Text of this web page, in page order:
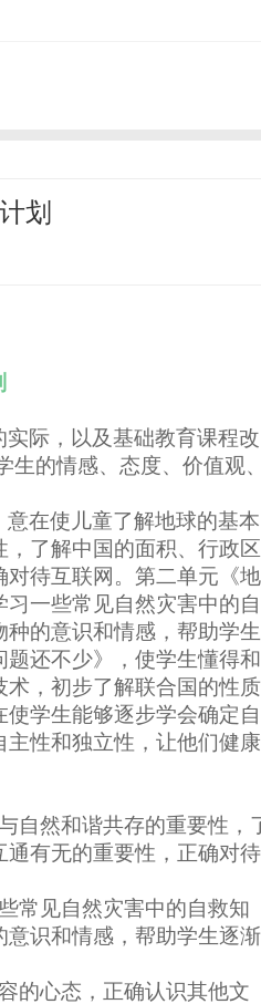
划
际，以及基础教育课程改
生的情感、态度、价值观
在使儿童了解地球的基本
了解中国的面积、行政区
待互联网。第二单元《地
一些常见自然灾害中的自
的意识和情感，帮助学生
还不少》，使学生懂得和
，初步了解联合国的性质
学生能够逐步学会确定自
性和独立性，让他们健康
自然和谐共存的重要性，
有无的重要性，正确对待
常见自然灾害中的自救知
识和情感，帮助学生逐渐
的心态，正确认识其他文